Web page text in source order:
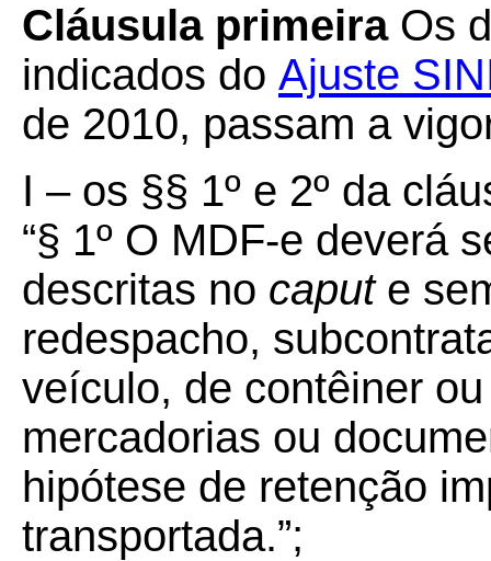
Cláusula primeiraOs
indicados do Ajuste
de 2010, passam a
I – os §§ 1º e 2º da
“§ 1º O MDF-e deverá
descritas no capute
redespacho,
veículo, de contêiner
mercadorias ou
hipótese de retenção
transportada.”;